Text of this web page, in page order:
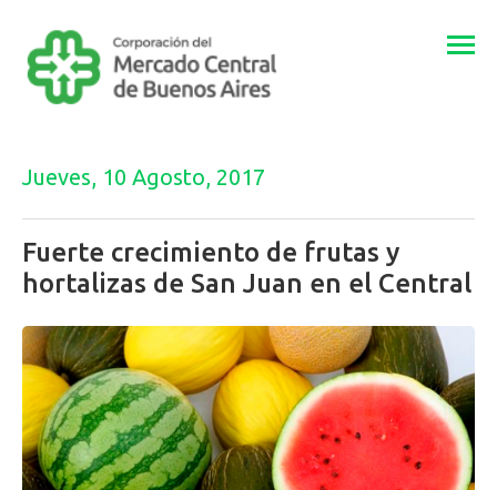
Jueves, 10 Agosto, 2017
Fuerte crecimiento de frutas y
hortalizas de San Juan en el Central